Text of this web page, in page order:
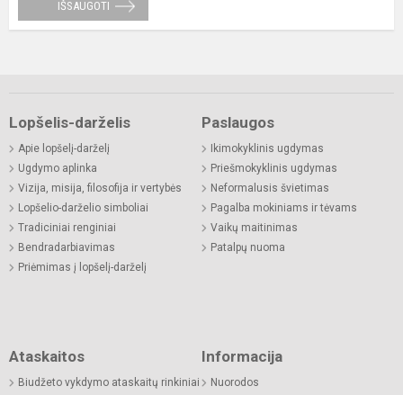
IŠSAUGOTI
Lopšelis-darželis
Apie lopšelį-darželį
Ugdymo aplinka
Vizija, misija, filosofija ir vertybės
Lopšelio-darželio simboliai
Tradiciniai renginiai
Bendradarbiavimas
Priėmimas į lopšelį-darželį
Paslaugos
Ikimokyklinis ugdymas
Priešmokyklinis ugdymas
Neformalusis švietimas
Pagalba mokiniams ir tėvams
Vaikų maitinimas
Patalpų nuoma
Ataskaitos
Biudžeto vykdymo ataskaitų rinkiniai
Informacija
Nuorodos